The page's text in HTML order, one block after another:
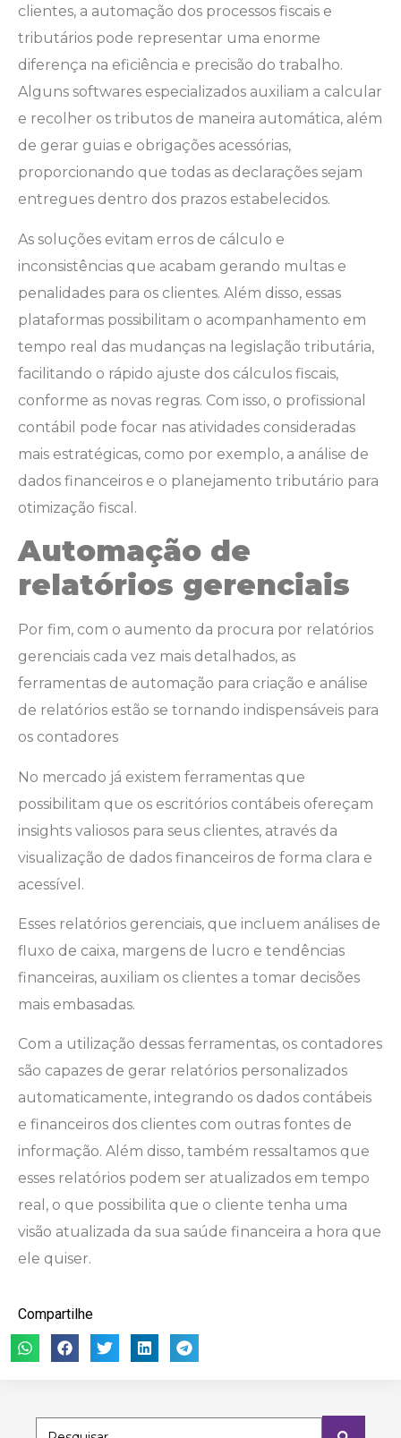
clientes, a automação dos processos fiscais e
tributários pode representar uma enorme
diferença na eficiência e precisão do trabalho.
Alguns softwares especializados auxiliam a calcular
e recolher os tributos de maneira automática, além
de gerar guias e obrigações acessórias,
proporcionando que todas as declarações sejam
entregues dentro dos prazos estabelecidos.
As soluções evitam erros de cálculo e
inconsistências que acabam gerando multas e
penalidades para os clientes. Além disso, essas
plataformas possibilitam o acompanhamento em
tempo real das mudanças na legislação tributária,
facilitando o rápido ajuste dos cálculos fiscais,
conforme as novas regras. Com isso, o profissional
contábil pode focar nas atividades consideradas
mais estratégicas, como por exemplo, a análise de
dados financeiros e o planejamento tributário para
otimização fiscal.
Automação de
relatórios gerenciais
Por fim, com o aumento da procura por relatórios
gerenciais cada vez mais detalhados, as
ferramentas de automação para criação e análise
de relatórios estão se tornando indispensáveis para
os contadores
No mercado já existem ferramentas que
possibilitam que os escritórios contábeis ofereçam
insights valiosos para seus clientes, através da
visualização de dados financeiros de forma clara e
acessível.
Esses relatórios gerenciais, que incluem análises de
fluxo de caixa, margens de lucro e tendências
financeiras, auxiliam os clientes a tomar decisões
mais embasadas.
Com a utilização dessas ferramentas, os contadores
são capazes de gerar relatórios personalizados
automaticamente, integrando os dados contábeis
e financeiros dos clientes com outras fontes de
informação. Além disso, também ressaltamos que
esses relatórios podem ser atualizados em tempo
real, o que possibilita que o cliente tenha uma
visão atualizada da sua saúde financeira a hora que
ele quiser.
Compartilhe